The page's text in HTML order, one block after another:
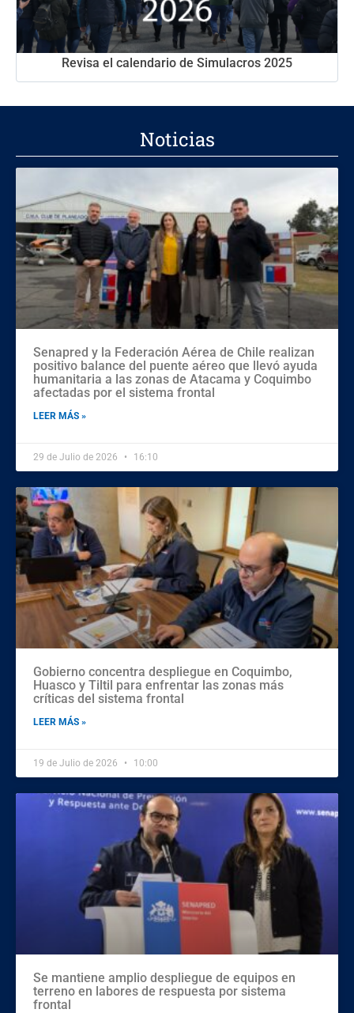
Revisa el calendario de Simulacros 2025
Noticias
Senapred y la Federación Aérea de Chile realizan
positivo balance del puente aéreo que llevó ayuda
humanitaria a las zonas de Atacama y Coquimbo
afectadas por el sistema frontal
LEER MÁS »
29 de Julio de 2026 16:10
Gobierno concentra despliegue en Coquimbo,
Huasco y Tiltil para enfrentar las zonas más
críticas del sistema frontal
LEER MÁS »
19 de Julio de 2026 10:00
Se mantiene amplio despliegue de equipos en
terreno en labores de respuesta por sistema
frontal